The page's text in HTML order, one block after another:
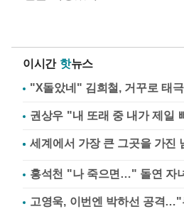
이시간 핫뉴스
"X돌았네" 김희철, 거꾸로 태
권상우 "내 또래 중 내가 제일
홍석천 "나 죽으면…" 돌연 자
고영욱, 이번엔 박하선 공격